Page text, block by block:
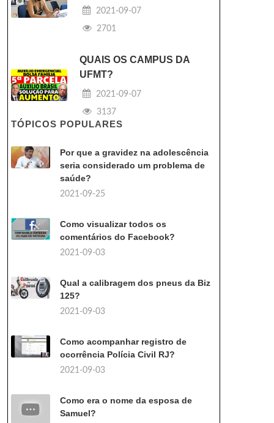
2021-09-07
2701
QUAIS OS CAMPUS DA
UFMT?
2021-09-07
3137
TÓPICOS POPULARES
Por que a gravidez na adolescência
seria considerado um problema de
saúde?
2021-09-25
Como visualizar todos os
comentários do Facebook?
2021-09-03
Qual a calibragem dos pneus da Biz
125?
2021-09-03
Como acompanhar registro de
ocorrência Polícia Civil RJ?
2021-09-03
Como era o nome da esposa de
Samuel?